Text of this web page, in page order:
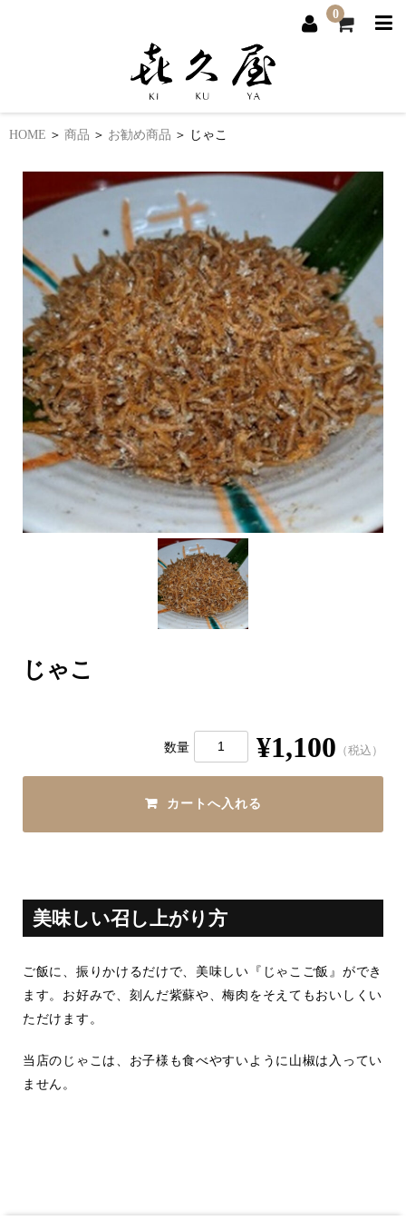
0
ホーム
当店のこだわり
おしながき
店舗案内
お問い合わせ
HOME 商品 お勧め商品 じゃこ
じゃこ
数量 ¥1,100 （税込）
美味しい召し上がり方
ご飯に、振りかけるだけで、美味しい『じゃこご飯』ができ
ます。お好みで、刻んだ紫蘇や、梅肉をそえてもおいしくい
ただけます。
当店のじゃこは、お子様も食べやすいように山椒は入ってい
ません。